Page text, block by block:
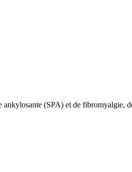
(SPA) et de fibromyalgie,